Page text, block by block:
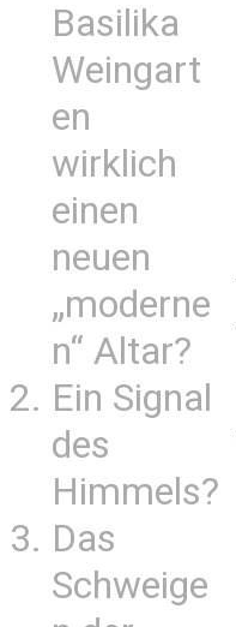
Basilika
Weingart
en
wirklich
einen
neuen
„moderne
n“ Altar?
Ein Signal
des
Himmels?
Das
Schweige